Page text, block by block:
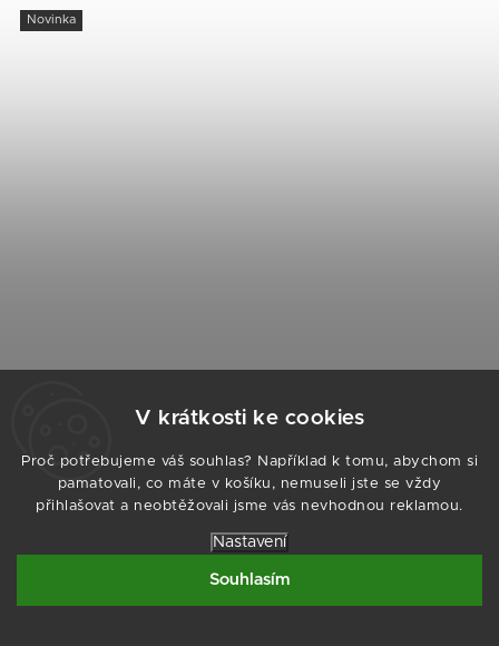
V krátkosti ke cookies
Proč potřebujeme váš souhlas? Například k tomu, abychom si
pamatovali, co máte v košíku, nemuseli jste se vždy
přihlašovat a neobtěžovali jsme vás nevhodnou reklamou.
Nastavení
Souhlasím
Novinka
ARMODD Slim zlatá
Skladem - ihned k odeslání
1 590 Kč
Do košíku